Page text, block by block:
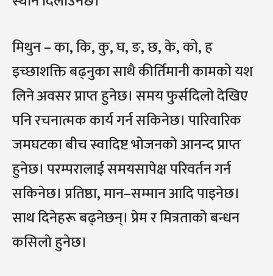
मिथुन – का, कि, कु, घ, ङ, छ, के, को, ह
इच्छाशक्ति बढ्नुका साथै कीर्तिमानी कामको यश
लिने अवसर प्राप्त हुनेछ। समय फुर्सदिलो देखिए
पनि रचनात्मक कार्य गर्न सकिनेछ। पारिवारिक
जमघटका बीच स्वादिष्ट भोजनको आनन्द प्राप्त
हुनेछ। परम्परालाई समयसापेक्ष परिवर्तन गर्न
सकिनेछ। प्रतिष्ठा, मान–सम्मान आदि पाइनेछ।
साथ दिनेहरू बढ्नेछन्। प्रेम र मित्रताको बन्धन
कसिलाे हुनेछ।